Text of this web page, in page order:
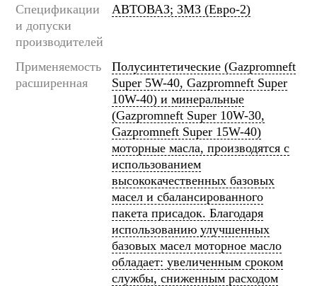
Спецификации
и допуски
производителей
АВТОВАЗ; ЗМЗ (Евро-2)
Применяемость
расширенная
Полусинтетические (Gazpromneft
Super 5W-40, Gazpromneft Super
10W-40) и минеральные
(Gazpromneft Super 10W-30,
Gazpromneft Super 15W-40)
моторные масла, производятся с
использованием
высококачественных базовых
масел и сбалансированного
пакета присадок. Благодаря
использованию улучшенных
базовых масел моторное масло
обладает: увеличенным сроком
службы, сниженным расходом